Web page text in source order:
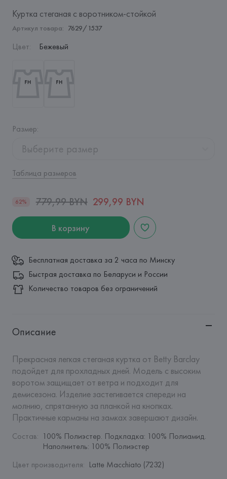
Куртка стеганая с воротником-стойкой
Артикул товара: 7629/1537
Цвет: Бежевый
Размер:
Выберите размер
Таблица размеров
62% 779,99 BYN 299,99 BYN
В корзину
Бесплатная доставка за 2 часа по Минску
Быстрая доставка по Беларуси и России
Количество товаров без ограничений
Описание
Прекрасная легкая стеганая куртка от Betty Barclay
подойдет для прохладных дней. Модель с высоким
воротом защищает от ветра и подходит для
демисезона. Изделие застегивается спереди на
молнию, спрятанную за планкой на кнопках.
Практичные карманы на замках завершают дизайн.
Состав: 100% Полиэстер. Подкладка: 100% Полиамид.
Наполнитель: 100% Полиэстер
Цвет производителя: Latte Macchiato (7232)